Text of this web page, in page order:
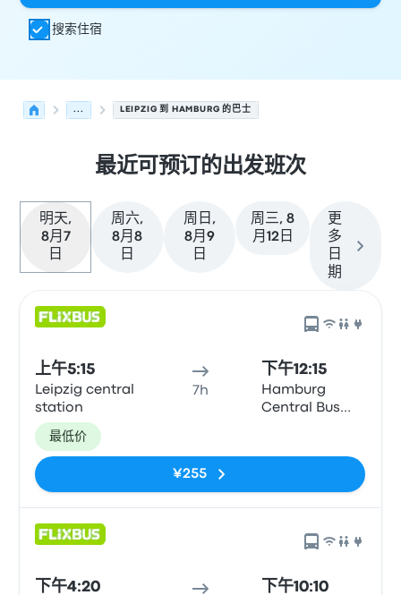
搜索住宿
... LEIPZIG 到 HAMBURG 的巴士
最近可预订的出发班次
明天,
8月7
日
周六,
8月8
日
周日,
8月9
日
周三, 8
月12日
更
多
日
期
上午5:15
Leipzig central
station
7h
下午12:15
Hamburg
Central Bus
最低价
¥255
下午4:20 下午10:10